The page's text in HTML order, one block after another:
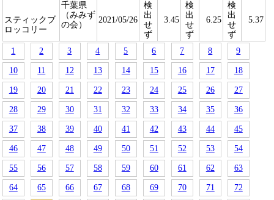
スティックブ
ロッコリー
千葉県
（みみず
の会）
2021/05/26
検
出
せ
ず
3.45
検
出
せ
ず
6.25
検
出
せ
ず
5.37
1 2 3 4 5 6 7 8 9
10 11 12 13 14 15 16 17 18
19 20 21 22 23 24 25 26 27
28 29 30 31 32 33 34 35 36
37 38 39 40 41 42 43 44 45
46 47 48 49 50 51 52 53 54
55 56 57 58 59 60 61 62 63
64 65 66 67 68 69 70 71 72